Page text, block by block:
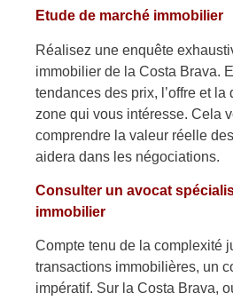
Etude de marché immobilier
Réalisez une enquête
immobilier de la Costa Brava.
tendances des prix, l’offre et la
zone qui vous intéresse. Cela
comprendre la valeur réelle
aidera dans les négociations.
Consulter un avocat
immobilier
Compte tenu de la complexité
transactions immobilières, un
impératif. Sur la Costa Brava,